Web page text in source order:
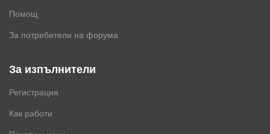
Помощ
За потребители на форума
За изпълнители
Регистрация
Как работи